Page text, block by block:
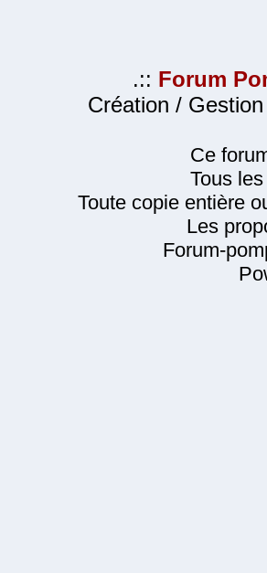
.:: Forum
Création / Gestion
Ce
Tous
Toute copie entière
Les
Forum-